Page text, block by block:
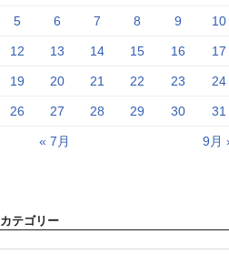
5 6 7 8 9 10
12 13 14 15 16 17
19 20 21 22 23 24
26 27 28 29 30 31
« 7月 9月
カテゴリー